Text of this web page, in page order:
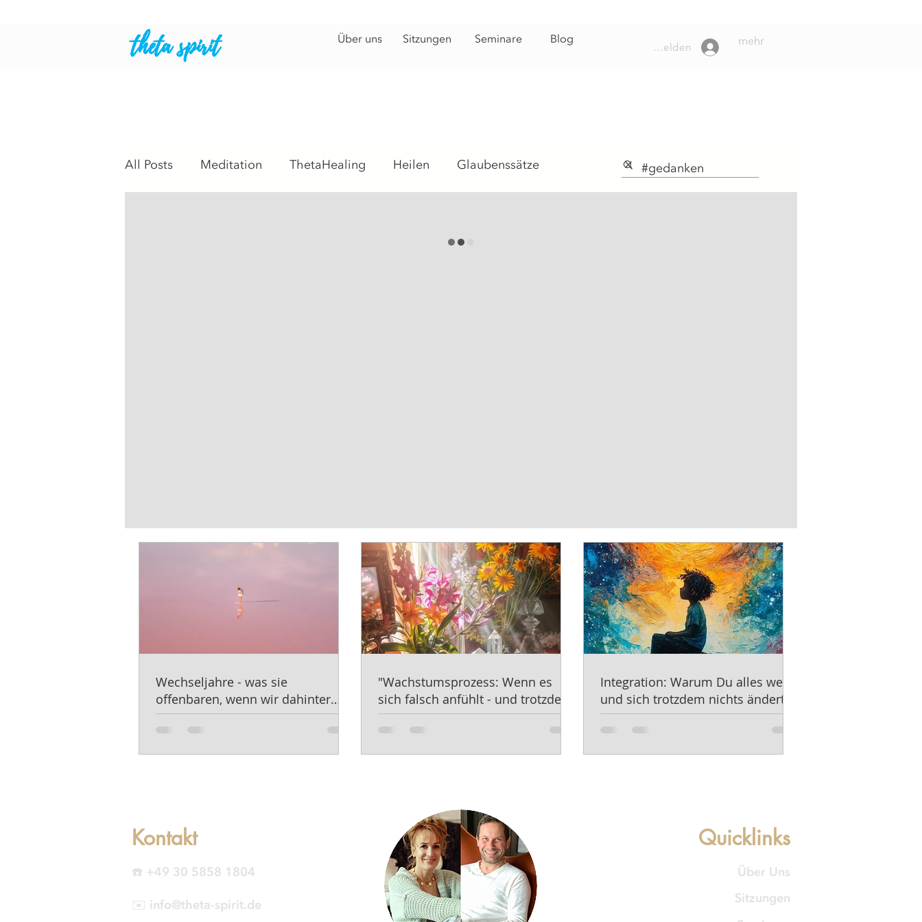
Anmelden
theta spirit Über uns Sitzungen Seminare Blog mehr
All Posts Meditation ThetaHealing Heilen Glaubenssätze
Wechseljahre - was sie
offenbaren, wenn wir dahinter
schauen.
"Wachstumsprozess: Wenn es
sich falsch anfühlt - und trotzdem
Genau richtig ist."
Integration: Warum Du alles weißt
und sich trotzdem nichts ändert.
Kontakt
☎️ +49 30 5858 1804
✉️ info@theta-spirit.de
Quicklinks
Über Uns
Sitzungen